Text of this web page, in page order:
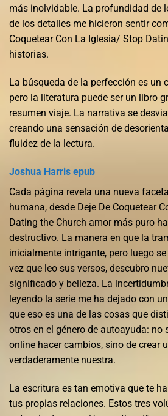
más inolvidable. La profundidad de
de los detalles me hicieron sentir
Coquetear Con La Iglesia/ Stop
historias.
La búsqueda de la perfección es un
pero la literatura puede ser un libro
resumen viaje. La narrativa se
creando una sensación de
fluidez de la lectura.
Joshua Harris epub
Cada página revela una nueva
humana, desde Deje De Coquetear
Dating the Church amor más puro
destructivo. La manera en que la
inicialmente intrigante, pero luego
vez que leo sus versos, descubro
significado y belleza. La
leyendo la serie me ha dejado con
que eso es una de las cosas que
otros en el género de autoayuda: no
online​ hacer cambios, sino de crear
verdaderamente nuestra.
La escritura es tan emotiva que te
tus propias relaciones. Estos tres